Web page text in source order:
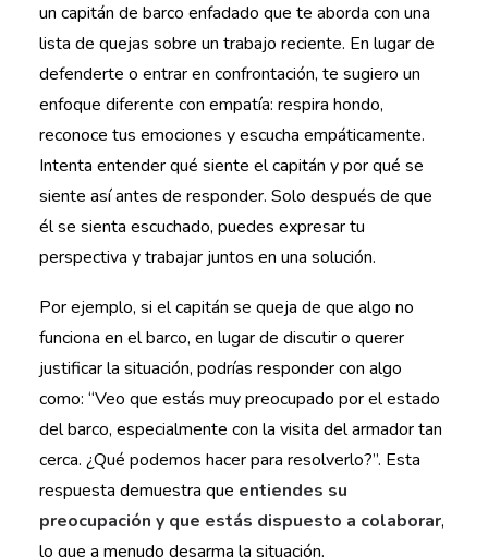
un capitán de barco enfadado que te aborda con una
lista de quejas sobre un trabajo reciente. En lugar de
defenderte o entrar en confrontación, te sugiero un
enfoque diferente con empatía: respira hondo,
reconoce tus emociones y escucha empáticamente.
Intenta entender qué siente el capitán y por qué se
siente así antes de responder. Solo después de que
él se sienta escuchado, puedes expresar tu
perspectiva y trabajar juntos en una solución.
Por ejemplo, si el capitán se queja de que algo no
funciona en el barco, en lugar de discutir o querer
justificar la situación, podrías responder con algo
como: “Veo que estás muy preocupado por el estado
del barco, especialmente con la visita del armador tan
cerca. ¿Qué podemos hacer para resolverlo?”. Esta
respuesta demuestra que entiendes su
preocupación y que estás dispuesto a colaborar,
lo que a menudo desarma la situación.